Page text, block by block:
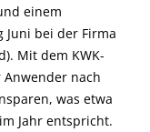
einem
Juni bei der Firma
Mit dem KWK-
nach
was etwa
Jahr entspricht.